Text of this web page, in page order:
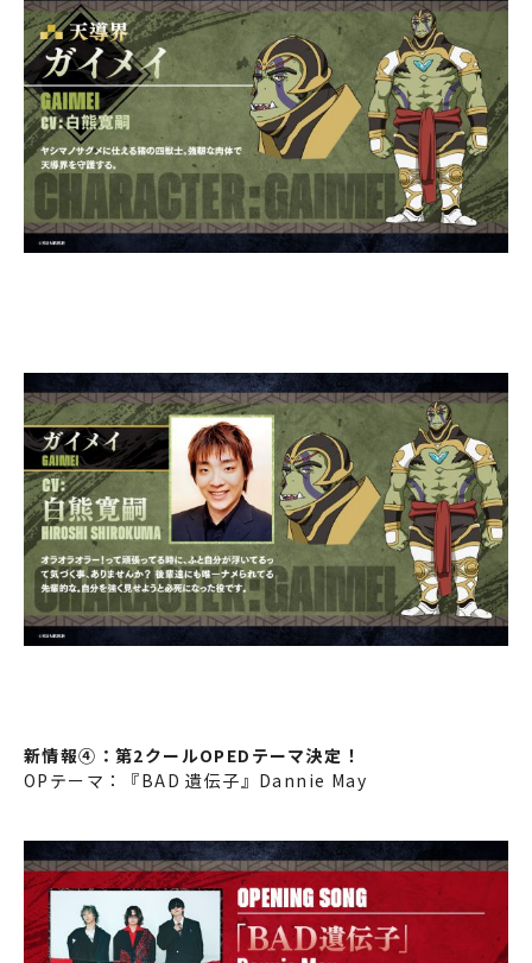
新情報④：第2クールOPEDテーマ決定！
OPテーマ：『BAD 遺伝子』Dannie May